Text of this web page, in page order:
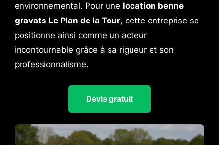
environnemental. Pour une location benne
gravats Le Plan de la Tour, cette entreprise se
positionne ainsi comme un acteur
incontournable grâce à sa rigueur et son
professionnalisme.
Devis gratuit